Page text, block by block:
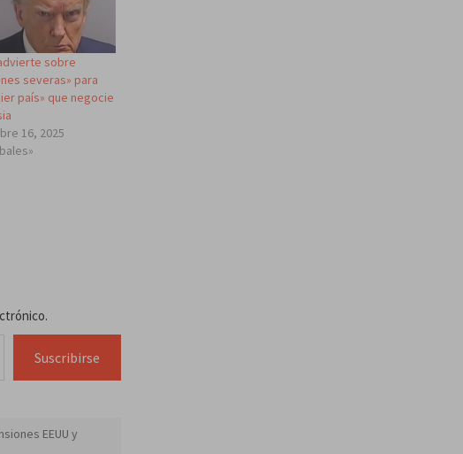
sobre
severas» para
país» que negocie
16, 2025
Suscribirse
EEUU y